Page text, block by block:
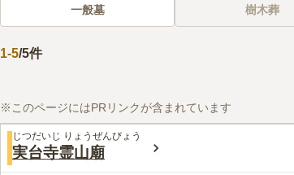
一般墓 樹木葬
1-5/5件
※このページにはPRリンクが含まれています
じつだいじ りょうぜんびょう
実台寺霊山廟